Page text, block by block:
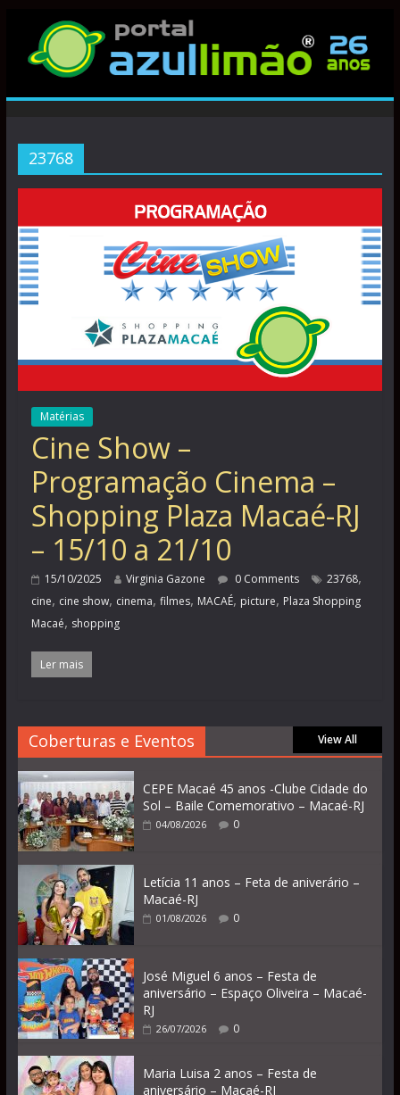
23768
Matérias
Cine Show –
Programação Cinema –
Shopping Plaza Macaé-RJ
– 15/10 a 21/10
15/10/2025 Virginia Gazone 0 Comments 23768,
cine, cine show, cinema, filmes, MACAÉ, picture, Plaza Shopping
Macaé, shopping
Ler mais
Coberturas e Eventos View All
CEPE Macaé 45 anos -Clube Cidade do
Sol – Baile Comemorativo – Macaé-RJ
04/08/2026 0
Letícia 11 anos – Feta de aniverário –
Macaé-RJ
01/08/2026 0
José Miguel 6 anos – Festa de
aniversário – Espaço Oliveira – Macaé-
RJ
26/07/2026 0
Maria Luisa 2 anos – Festa de
aniversário – Macaé-RJ